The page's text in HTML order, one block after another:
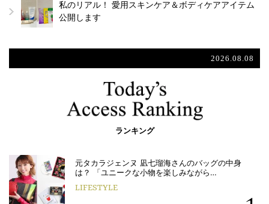
私のリアル！ 愛用スキンケア＆ボディケアアイテム
公開します
2026.08.08
ランキング
元タカラジェンヌ 凪七瑠海さんのバッグの中身
は？ 「ユニークな小物を楽しみながら…
LIFESTYLE